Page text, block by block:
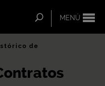
MENÚ
Buscar
de